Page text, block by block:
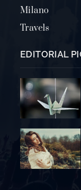
Milano
Travels
EDITORIAL